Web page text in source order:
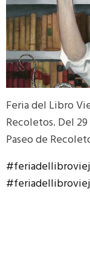
Feria del Libro
Recoletos. Del
Paseo de
#
#